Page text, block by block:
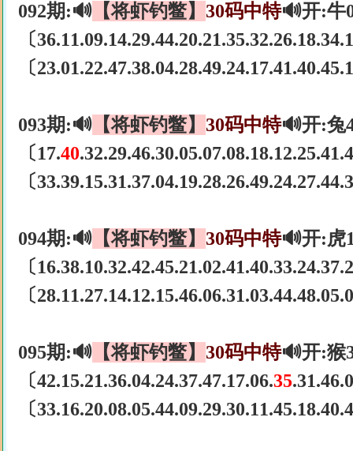
092期:🔊 【将虾钓鳖】 30码中特🔊开:牛
〔
〔
093期:🔊 【将虾钓鳖】 30码中特🔊开:兔
〔17.40
〔
094期:🔊 【将虾钓鳖】 30码中特🔊开:虎
〔
〔
095期:🔊 【将虾钓鳖】 30码中特🔊开:猴
〔42.15.21.36.04.24.37.47.17.06.35
〔